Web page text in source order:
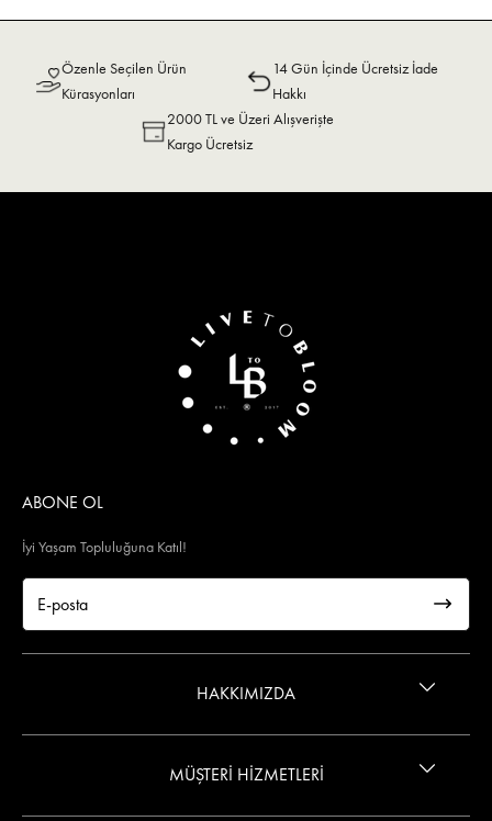
Özenle Seçilen Ürün
Kürasyonları
14 Gün İçinde Ücretsiz İade
Hakkı
2000 TL ve Üzeri Alışverişte
Kargo Ücretsiz
ABONE OL
İyi Yaşam Topluluğuna Katıl!
HAKKIMIZDA
Gizlilik ve Güvenlik Politikası
MÜŞTERİ HİZMETLERİ